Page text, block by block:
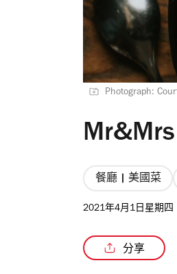
Photograph:
餐廳 | 美國菜
2021年4月1日星期四
分享